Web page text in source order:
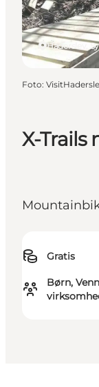
Booking
X-Trails
Gratis
Børn,
Haderslev,
Foto: